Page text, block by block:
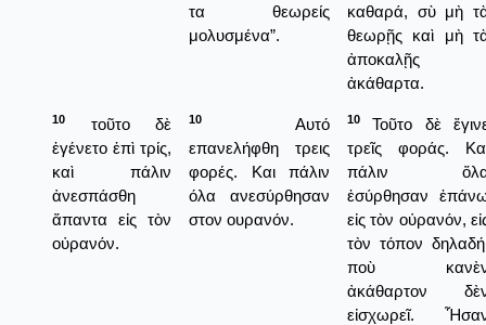
τα θεωρείς
μολυσμένα”.
καθαρά, σὺ μὴ
θεωρῇς καὶ μὴ
ἀποκαλῇς
ἀκάθαρτα.
10
τοῦτο δὲ
ἐγένετο ἐπὶ τρίς,
καὶ πάλιν
ἀνεσπάσθη
ἅπαντα εἰς τὸν
οὐρανόν.
10
Αυτό
επανελήφθη τρεις
φορές. Και πάλιν
όλα ανεσύρθησαν
στον ουρανόν.
10
Τοῦτο δὲ
τρεῖς φοράς.
πάλιν
ἐσύρθησαν
εἰς τὸν οὐρανόν,
τὸν τόπον
ποὺ
ἀκάθαρτον
εἰσχωρεῖ.